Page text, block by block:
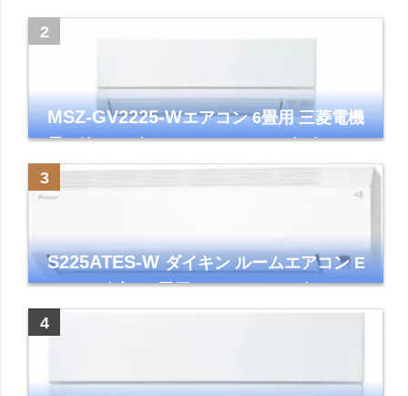
MSZ-GV2225-Wエアコン 6畳用 三菱電機
霧ヶ峰 2025年モデル GVシリーズ ピュアホ
ワイト 清潔 除湿 単相100V
S225ATES-Wダイキン ルームエアコン E
シリーズ 主に6畳用 ホワイト 2025年モデル